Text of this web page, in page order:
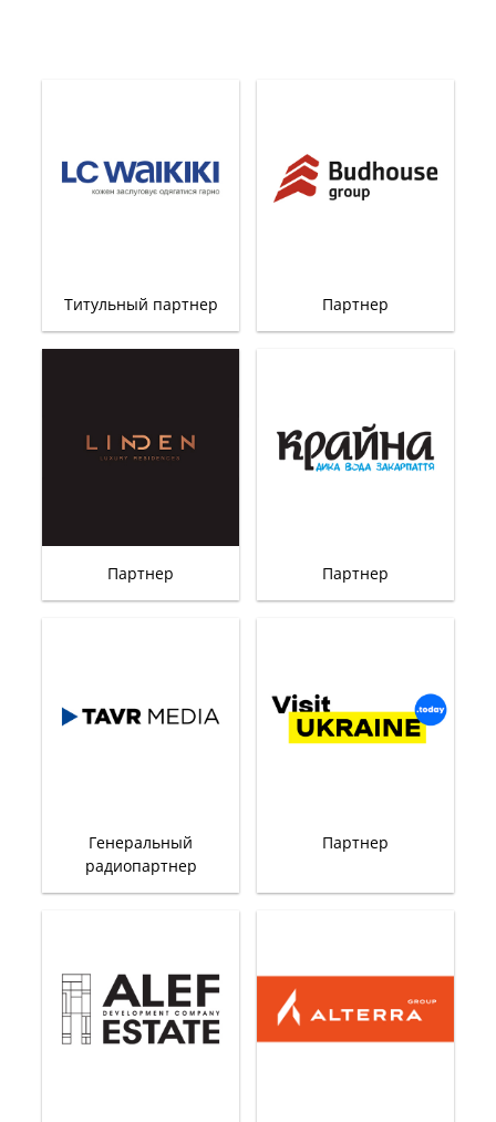
Титульный партнер Партнер
Партнер Партнер
Генеральный
радиопартнер
Партнер